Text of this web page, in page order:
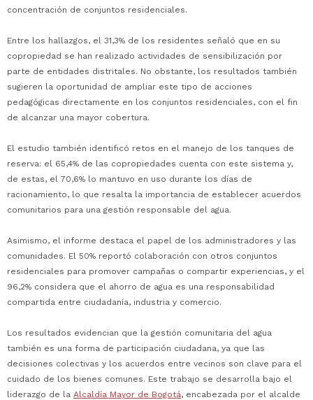
concentración de conjuntos residenciales.
Entre los hallazgos, el 31,3% de los residentes señaló que en su
copropiedad se han realizado actividades de sensibilización por
parte de entidades distritales. No obstante, los resultados también
sugieren la oportunidad de ampliar este tipo de acciones
pedagógicas directamente en los conjuntos residenciales, con el fin
de alcanzar una mayor cobertura.
El estudio también identificó retos en el manejo de los tanques de
reserva: el 65,4% de las copropiedades cuenta con este sistema y,
de estas, el 70,6% lo mantuvo en uso durante los días de
racionamiento, lo que resalta la importancia de establecer acuerdos
comunitarios para una gestión responsable del agua.
Asimismo, el informe destaca el papel de los administradores y las
comunidades. El 50% reportó colaboración con otros conjuntos
residenciales para promover campañas o compartir experiencias, y el
96,2% considera que el ahorro de agua es una responsabilidad
compartida entre ciudadanía, industria y comercio.
Los resultados evidencian que la gestión comunitaria del agua
también es una forma de participación ciudadana, ya que las
decisiones colectivas y los acuerdos entre vecinos son clave para el
cuidado de los bienes comunes. Este trabajo se desarrolla bajo el
liderazgo de la Alcaldía Mayor de Bogotá, encabezada por el alcalde